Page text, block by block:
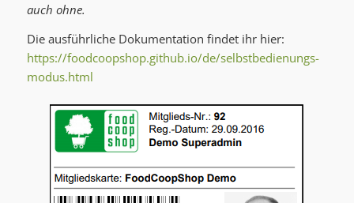
auch ohne.
Die ausführliche Dokumentation findet ihr hier:
https://foodcoopshop.github.io/de/selbstbedienungs-
modus.html